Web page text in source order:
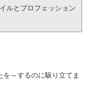
ルとプロフェッション
～するのに駆り立てま